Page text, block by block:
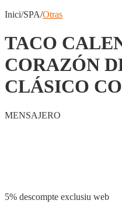
Inici/SPA/Otras
TACO
CORAZÓN
CLÁSICO
MENSAJERO
5% descompte exclusiu web